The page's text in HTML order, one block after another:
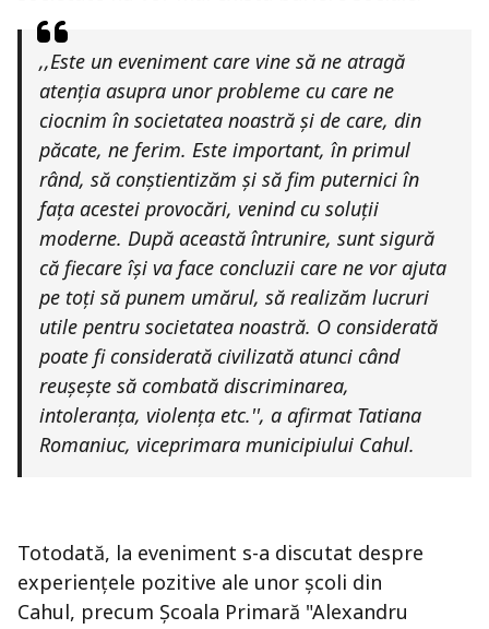
,,Este un eveniment care vine să ne atragă
atenția asupra unor probleme cu care ne
ciocnim în societatea noastră și de care, din
păcate, ne ferim. Este important, în primul
rând, să conștientizăm și să fim puternici în
fața acestei provocări, venind cu soluții
moderne. După această întrunire, sunt sigură
că fiecare își va face concluzii care ne vor ajuta
pe toți să punem umărul, să realizăm lucruri
utile pentru societatea noastră. O considerată
poate fi considerată civilizată atunci când
reușește să combată discriminarea,
intoleranța, violența etc.'', a afirmat Tatiana
Romaniuc, viceprimara municipiului Cahul.
Totodată, la eveniment s-a discutat despre
experiențele pozitive ale unor școli din
Cahul, precum Școala Primară "Alexandru